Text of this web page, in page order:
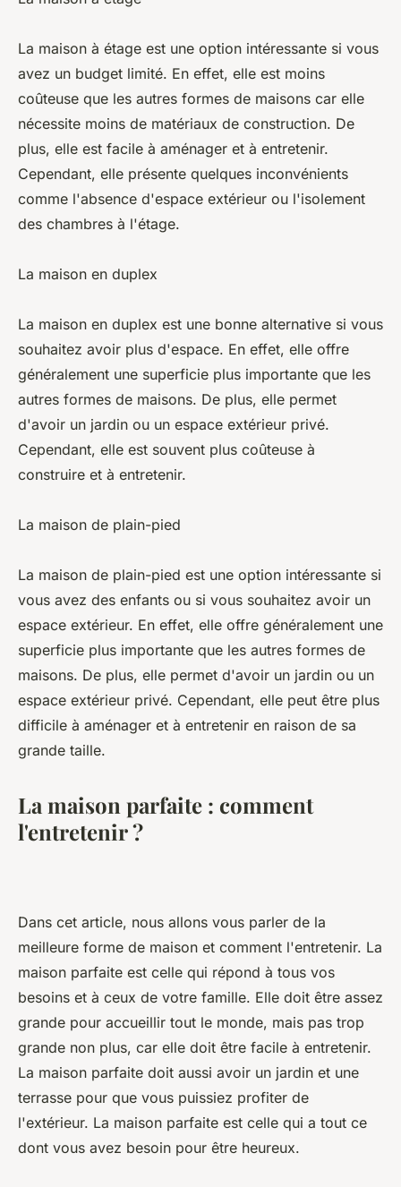
La maison à étage est une option intéressante si vous
avez un budget limité. En effet, elle est moins
coûteuse que les autres formes de maisons car elle
nécessite moins de matériaux de construction. De
plus, elle est facile à aménager et à entretenir.
Cependant, elle présente quelques inconvénients
comme l'absence d'espace extérieur ou l'isolement
des chambres à l'étage.
La maison en duplex
La maison en duplex est une bonne alternative si vous
souhaitez avoir plus d'espace. En effet, elle offre
généralement une superficie plus importante que les
autres formes de maisons. De plus, elle permet
d'avoir un jardin ou un espace extérieur privé.
Cependant, elle est souvent plus coûteuse à
construire et à entretenir.
La maison de plain-pied
La maison de plain-pied est une option intéressante si
vous avez des enfants ou si vous souhaitez avoir un
espace extérieur. En effet, elle offre généralement une
superficie plus importante que les autres formes de
maisons. De plus, elle permet d'avoir un jardin ou un
espace extérieur privé. Cependant, elle peut être plus
difficile à aménager et à entretenir en raison de sa
grande taille.
La maison parfaite : comment
l'entretenir ?
Dans cet article, nous allons vous parler de la
meilleure forme de maison et comment l'entretenir. La
maison parfaite est celle qui répond à tous vos
besoins et à ceux de votre famille. Elle doit être assez
grande pour accueillir tout le monde, mais pas trop
grande non plus, car elle doit être facile à entretenir.
La maison parfaite doit aussi avoir un jardin et une
terrasse pour que vous puissiez profiter de
l'extérieur. La maison parfaite est celle qui a tout ce
dont vous avez besoin pour être heureux.